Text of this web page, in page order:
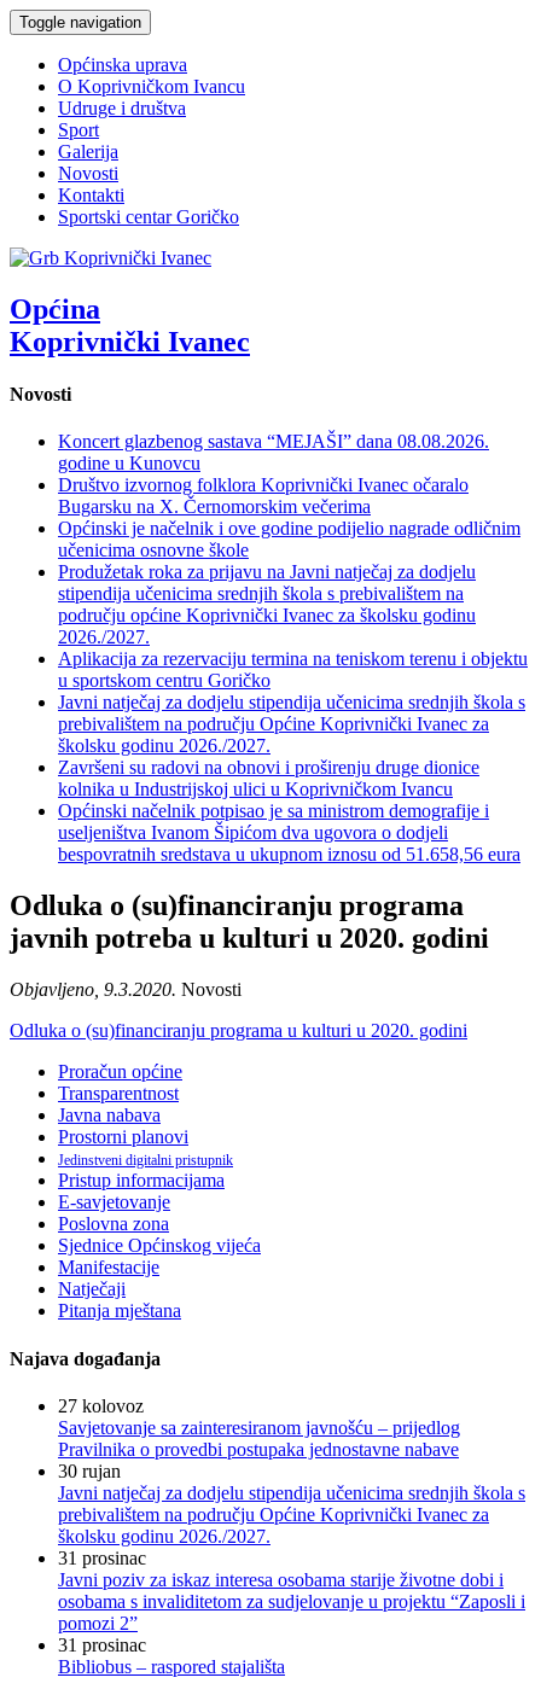
Toggle navigation
Općinska uprava
O Koprivničkom Ivancu
Udruge i društva
Sport
Galerija
Novosti
Kontakti
Sportski centar Goričko
Općina
Koprivnički Ivanec
Novosti
Koncert glazbenog sastava “MEJAŠI” dana 08.08.2026.
godine u Kunovcu
Društvo izvornog folklora Koprivnički Ivanec očaralo
Bugarsku na X. Černomorskim večerima
Općinski je načelnik i ove godine podijelio nagrade odličnim
učenicima osnovne škole
Produžetak roka za prijavu na Javni natječaj za dodjelu
stipendija učenicima srednjih škola s prebivalištem na
području općine Koprivnički Ivanec za školsku godinu
2026./2027.
Aplikacija za rezervaciju termina na teniskom terenu i objektu
u sportskom centru Goričko
Javni natječaj za dodjelu stipendija učenicima srednjih škola s
prebivalištem na području Općine Koprivnički Ivanec za
školsku godinu 2026./2027.
Završeni su radovi na obnovi i proširenju druge dionice
kolnika u Industrijskoj ulici u Koprivničkom Ivancu
Općinski načelnik potpisao je sa ministrom demografije i
useljeništva Ivanom Šipićom dva ugovora o dodjeli
bespovratnih sredstava u ukupnom iznosu od 51.658,56 eura
Odluka o (su)financiranju programa
javnih potreba u kulturi u 2020. godini
Objavljeno, 9.3.2020. Novosti
Odluka o (su)financiranju programa u kulturi u 2020. godini
Proračun općine
Transparentnost
Javna nabava
Prostorni planovi
Jedinstveni digitalni pristupnik
Pristup informacijama
E-savjetovanje
Poslovna zona
Sjednice Općinskog vijeća
Manifestacije
Natječaji
Pitanja mještana
Najava događanja
27 kolovoz
Savjetovanje sa zainteresiranom javnošću – prijedlog
Pravilnika o provedbi postupaka jednostavne nabave
30 rujan
Javni natječaj za dodjelu stipendija učenicima srednjih škola s
prebivalištem na području Općine Koprivnički Ivanec za
školsku godinu 2026./2027.
31 prosinac
Javni poziv za iskaz interesa osobama starije životne dobi i
osobama s invaliditetom za sudjelovanje u projektu “Zaposli i
pomozi 2”
31 prosinac
Bibliobus – raspored stajališta